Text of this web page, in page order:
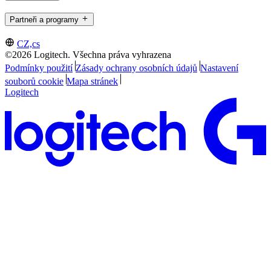
Partneři a programy
CZ,cs
©2026 Logitech. Všechna práva vyhrazena
Podmínky použití Zásady ochrany osobních údajů Nastavení
souborů cookie Mapa stránek
Logitech